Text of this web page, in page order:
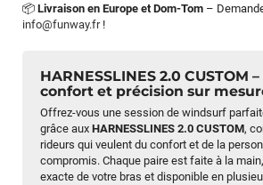
HARNESSLINES 2.0 CUSTOM
confort et précision sur
Offrez-vous une session de windsurf
grâce aux HARNESSLINES 2.0 CUSTOM,
rideurs qui veulent du confort et de la
compromis. Chaque paire est faite à la
exacte de votre bras et disponible en
📦 Livraison en Europe et Dom-Tom –
info@funway.fr!